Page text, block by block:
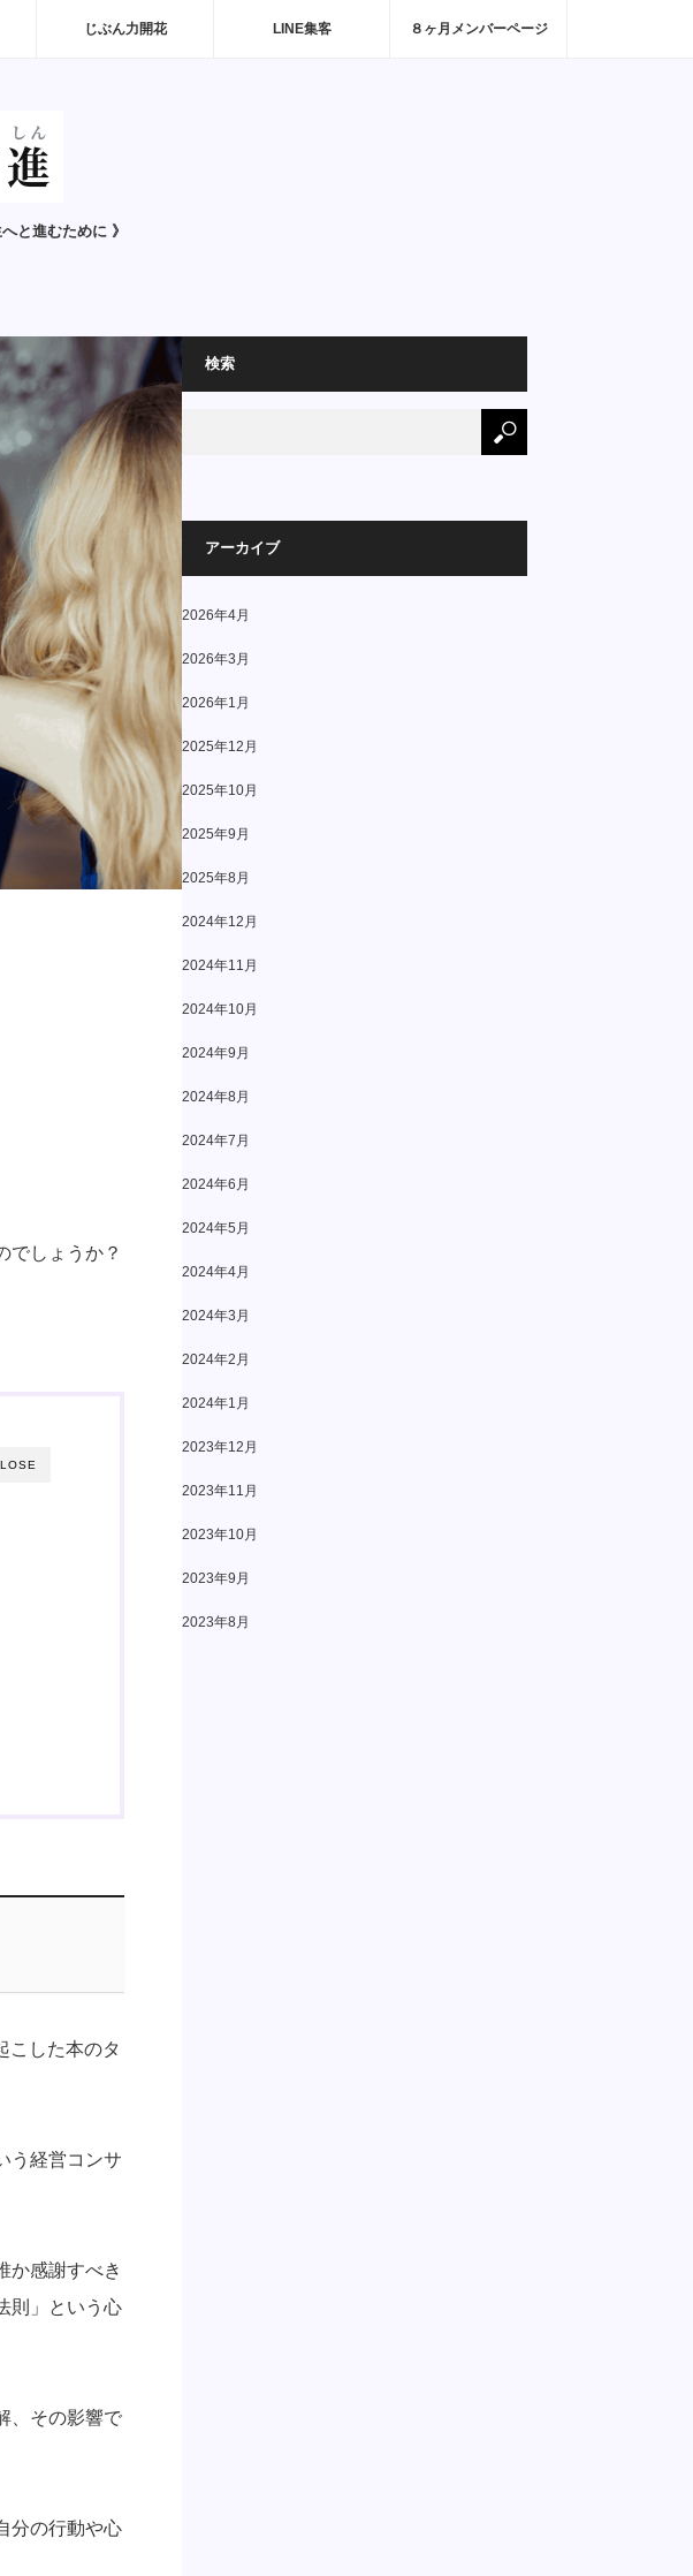
じぶん力開花 LINE集客 ８ヶ月メンバーページ
と進むために 》
でしょうか？
こした本のタ
う経営コンサ
か感謝すべき
則」という心
、その影響で
分の行動や心
検索
アーカイブ
2026年4月
2026年3月
2026年1月
2025年12月
2025年10月
2025年9月
2025年8月
2024年12月
2024年11月
2024年10月
2024年9月
2024年8月
2024年7月
2024年6月
2024年5月
2024年4月
2024年3月
2024年2月
2024年1月
2023年12月
2023年11月
2023年10月
2023年9月
2023年8月